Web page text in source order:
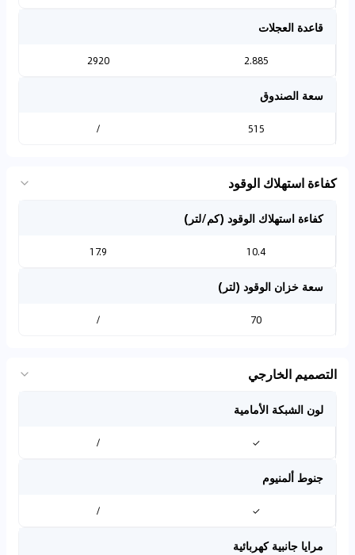
قاعدة العجلات
2.885
2920
سعة الصندوق
515
/
كفاءة استهلاك الوقود
كفاءة استهلاك الوقود (كم/لتر)
10.4
17.9
سعة خزان الوقود (لتر)
70
/
التصميم الخارجي
لون الشبكة الأمامية
✓
/
جنوط ألمنيوم
✓
/
مرايا جانبية كهربائية